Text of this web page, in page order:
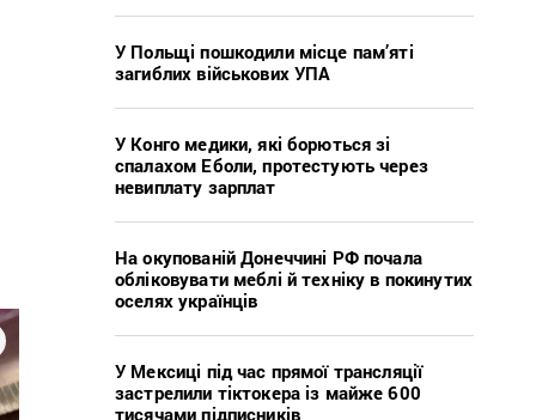
У Польщі пошкодили місце пам’яті
загиблих військових УПА
У Конго медики, які борються зі
спалахом Еболи, протестують через
невиплату зарплат
На окупованій Донеччині РФ почала
обліковувати меблі й техніку в покинутих
оселях українців
У Мексиці під час прямої трансляції
застрелили тіктокера із майже 600
тисячами підписників